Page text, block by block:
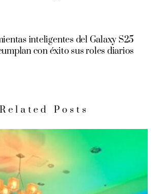
inteligentes del Galaxy S25
con éxito sus roles diarios
Related Posts